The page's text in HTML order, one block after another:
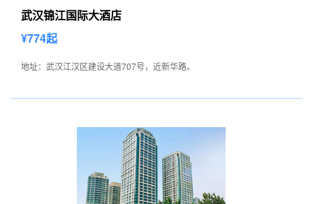
武汉锦江国际大酒店
¥774起
地址：武汉江汉区建设大道707号，近新华路。